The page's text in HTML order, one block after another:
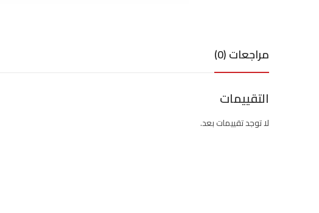
مراجعات (0)
التقييمات
لا توجد تقييمات بعد.